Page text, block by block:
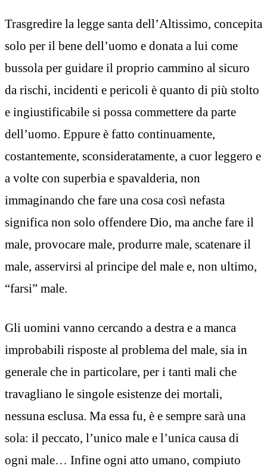
Trasgredire la legge santa dell’Altissimo, concepita
solo per il bene dell’uomo e donata a lui come
bussola per guidare il proprio cammino al sicuro
da rischi, incidenti e pericoli è quanto di più stolto
e ingiustificabile si possa commettere da parte
dell’uomo. Eppure è fatto continuamente,
costantemente, sconsideratamente, a cuor leggero e
a volte con superbia e spavalderia, non
immaginando che fare una cosa così nefasta
significa non solo offendere Dio, ma anche fare il
male, provocare male, produrre male, scatenare il
male, asservirsi al principe del male e, non ultimo,
“farsi” male.
Gli uomini vanno cercando a destra e a manca
improbabili risposte al problema del male, sia in
generale che in particolare, per i tanti mali che
travagliano le singole esistenze dei mortali,
nessuna esclusa. Ma essa fu, è e sempre sarà una
sola: il peccato, l’unico male e l’unica causa di
ogni male… Infine ogni atto umano, compiuto